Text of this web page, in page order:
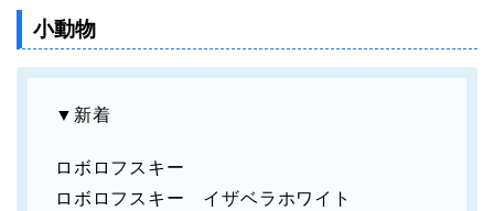
小動物
▼新着
ロボロフスキー
ロボロフスキー イザベラホワイト